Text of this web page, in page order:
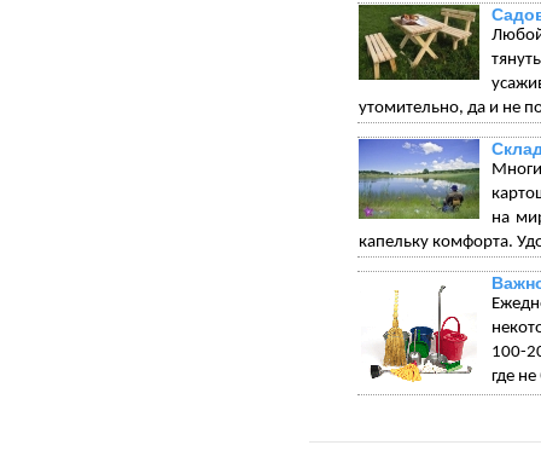
утомительно, да и не
на
капельку комфорта.
100-
где